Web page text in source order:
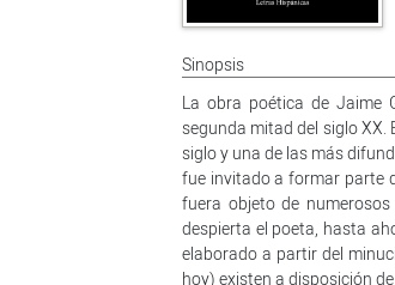
Sinopsis
La obra poética de Jaime
segunda mitad del siglo XX.
siglo y una de las más
fue invitado a formar parte
fuera objeto de
despierta el poeta, hasta
elaborado a partir del
hoy) existen a disposición